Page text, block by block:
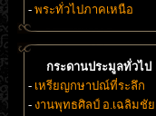
- พระทั่วไปภาคเหนือ
กระดานประมูลทั่วไป
- เหรียญกษาปณ์ที่ระลึก
- งานพุทธศิลป์ อ.เฉลิมชัย